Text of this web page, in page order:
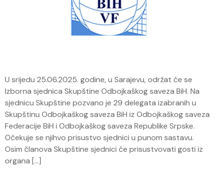
U srijedu 25.06.2025. godine, u Sarajevu, održat će se
Izborna sjednica Skupštine Odbojkaškog saveza BiH. Na
sjednicu Skupštine pozvano je 29 delegata izabranih u
Skupštinu Odbojkaškog saveza BiH iz Odbojkaškog saveza
Federacije BiH i Odbojkaškog saveza Republike Srpske.
Očekuje se njihvo prisustvo sjednici u punom sastavu.
Osim članova Skupštine sjednici će prisustvovati gosti iz
organa […]